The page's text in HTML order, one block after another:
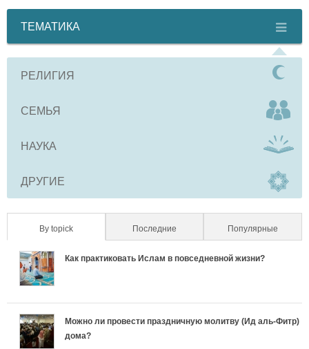
ТЕМАТИКА
РЕЛИГИЯ
СЕМЬЯ
НАУКА
ДРУГИЕ
By topick(активная вкладка)Последние Популярные
Как практиковать Ислам в повседневной жизни?
Можно ли провести праздничную молитву (Ид аль-Фитр)
дома?